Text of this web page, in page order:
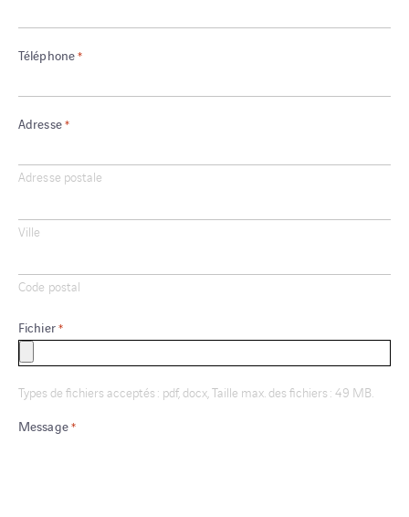
Téléphone*
Adresse*
Adresse postale
Ville
Code postal
Fichier*
Types de fichiers acceptés : pdf, docx, Taille max. des fichiers : 49 MB.
Message*